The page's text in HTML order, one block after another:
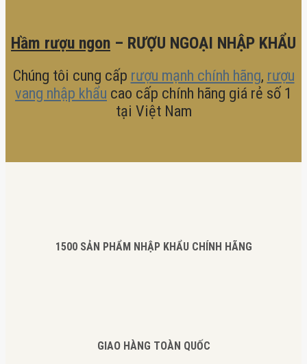
Hầm rượu ngon – RƯỢU NGOẠI NHẬP KHẨU
Chúng tôi cung cấp rượu mạnh chính hãng, rượu
vang nhập khẩu cao cấp chính hãng giá rẻ số 1
tại Việt Nam
1500 SẢN PHẨM NHẬP KHẨU CHÍNH HÃNG
GIAO HÀNG TOÀN QUỐC